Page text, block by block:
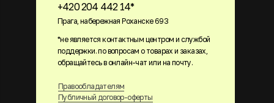
+420 204 442 14*
Прага, набережная Роханске 693
Правообладателям
Публичный договор-оферты
*не является контактным центром и службой
поддержки. по вопросам о товарах и заказах,
обращайтесь в онлайн-чат или на почту.